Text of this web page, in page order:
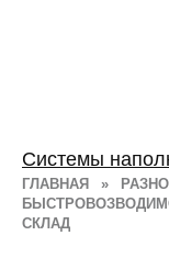
ГЛАВНАЯ »
СКЛАД
Системы